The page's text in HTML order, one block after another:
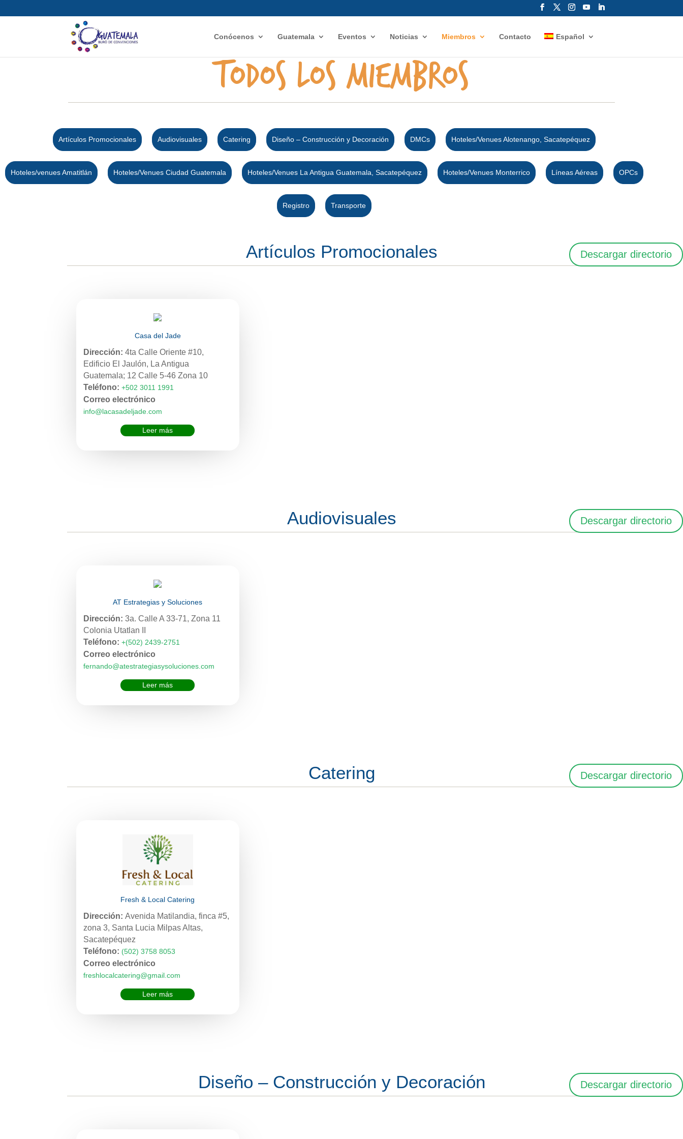
Conócenos Guatemala Eventos Noticias Miembros Contacto Español
Todos los miembros
Artículos Promocionales Audiovisuales Catering Diseño – Construcción y Decoración DMCs Hoteles/Venues Alotenango, Sacatepéquez
Hoteles/venues Amatitlán Hoteles/Venues Ciudad Guatemala Hoteles/Venues La Antigua Guatemala, Sacatepéquez Hoteles/Venues Monterrico Líneas Aéreas OPCs
Registro Transporte
Artículos Promocionales Descargar directorio
Casa del Jade
Dirección: 4ta Calle Oriente #10,
Edificio El Jaulón, La Antigua
Guatemala; 12 Calle 5-46 Zona 10
Teléfono: +502 3011 1991
Correo electrónico
info@lacasadeljade.com
Leer más
Audiovisuales Descargar directorio
AT Estrategias y Soluciones
Dirección: 3a. Calle A 33-71, Zona 11
Colonia Utatlan II
Teléfono: +(502) 2439-2751
Correo electrónico
fernando@atestrategiasysoluciones.com
Leer más
Catering Descargar directorio
Fresh & Local Catering
Dirección: Avenida Matilandia, finca #5,
zona 3, Santa Lucia Milpas Altas,
Sacatepéquez
Teléfono: (502) 3758 8053
Correo electrónico
freshlocalcatering@gmail.com
Leer más
Diseño – Construcción y Decoración Descargar directorio